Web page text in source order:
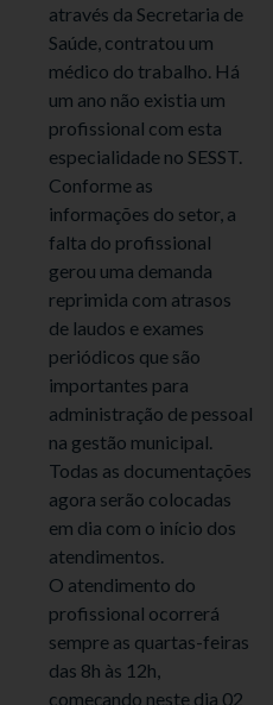
através da Secretaria de
Saúde, contratou um
médico do trabalho. Há
um ano não existia um
profissional com esta
especialidade no SESST.
Conforme as
informações do setor, a
falta do profissional
gerou uma demanda
reprimida com atrasos
de laudos e exames
periódicos que são
importantes para
administração de pessoal
na gestão municipal.
Todas as documentações
agora serão colocadas
em dia com o início dos
atendimentos.
O atendimento do
profissional ocorrerá
sempre as quartas-feiras
das 8h às 12h,
começando neste dia 02